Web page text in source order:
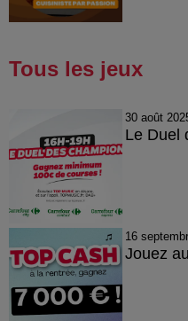
Tous les jeux
30 août
Le Duel
16
Jouez